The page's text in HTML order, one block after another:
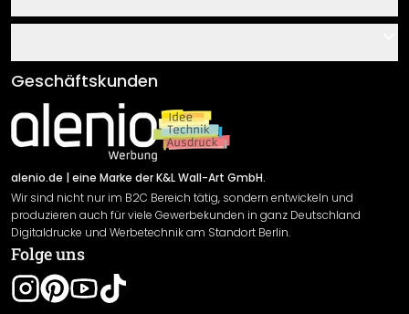
Über uns
Klebe- und Montageanleitungen
Newsletter An-/Abmeldung
Sendungsverfolgung
AGB
Impressum
Versand & Zahlung
Rücksendung
Widerrufsrecht
Datenschutzerklärung
Gewährleistung
Leistungserklärung / CE-Zeichen
Geschäftskunden
alenio.de | eine Marke der K&L Wall-Art GmbH.
Wir sind nicht nur im B2C Bereich tätig, sondern entwickeln und
produzieren auch für viele Gewerbekunden in ganz Deutschland
Digitaldrucke und Werbetechnik am Standort Berlin.
Folge uns